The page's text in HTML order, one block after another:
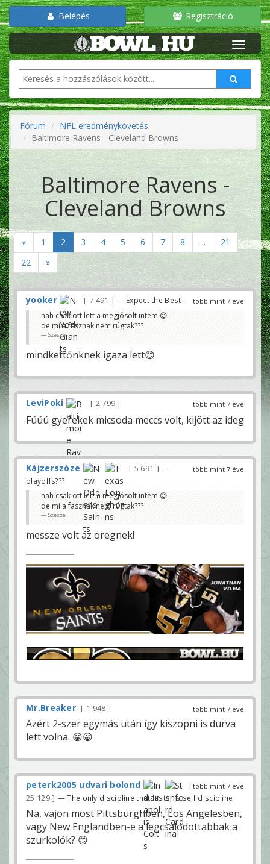
Belépés Regisztráció
Fórum
NFL eredménykövetés
Baltimore Ravens - Cleveland Browns
Baltimore Ravens -
Cleveland Browns
« 1 2 3 4 5 6 7 8 ...
21
22
»
több mint 7 éve
yooker 7 491 — Expect the Best !
nah csak ott lett a megjósolt intem 😊
de mi a fasznak nem rúgtak???
Szesze
mindkettőnknek igaza lett😊
több mint 7 éve
LeviPoki 2 799
Fúúú gyerekek micsoda meccs volt, kijött az ideg
több mint 7 éve
Kájzerszóze 5 691
—
playoffs???
nah csak ott lett a megjósolt intem 😊
de mi a fasznak nem rúgtak???
Szesze
messze volt az öregnek!
több mint 7 éve
Mr.Breaker 1 948
Azért 2-szer egymás után így kiszopni is durva
lett volna. 😀😀
több mint 7 éve
peterk2005 udvari bolond
25 129 — The only discipline that lasts, is self discipline
Na, vajon most Pittsburghben, Los Angelesben,
vagy New Englandben-e a legcsalódottabbak a
szurkolók? 😊